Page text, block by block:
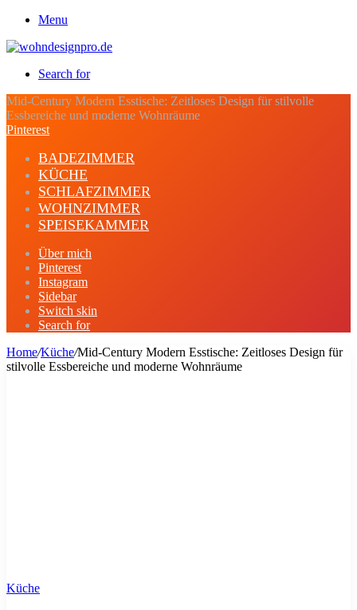
Menu
Search for
Mid-Century Modern Esstische: Zeitloses Design für stilvolle
Essbereiche und moderne Wohnräume
Pinterest
BADEZIMMER
KÜCHE
SCHLAFZIMMER
WOHNZIMMER
SPEISEKAMMER
Über mich
Pinterest
Instagram
Sidebar
Switch skin
Search for
Home/Küche/Mid-Century Modern Esstische: Zeitloses Design für
stilvolle Essbereiche und moderne Wohnräume
Küche